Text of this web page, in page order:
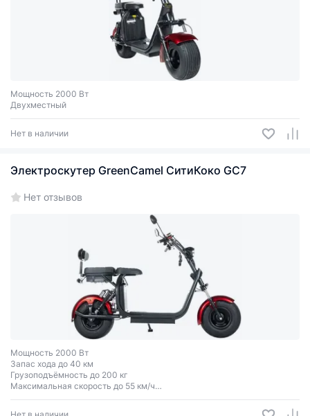
Мощность 2000 Вт
Двухместный
Нет в наличии
Электроскутер GreenCamel СитиКоко GC7
Нет отзывов
Мощность 2000 Вт
Запас хода до 40 км
Грузоподъёмность до 200 кг
Максимальная скорость до 55 км/ч
Двухместный